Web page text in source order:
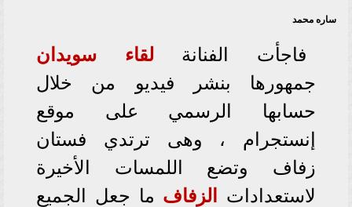
ساره محمد
فاجأت الفنانة لقاء سويدان
جمهورها بنشر فيديو من خلال
حسابها الرسمي على موقع
إنستجرام ، وهى ترتدي فستان
زفاف وتضع اللمسات الأخيرة
لاستعدادات
الزفاف ما جعل الجميع